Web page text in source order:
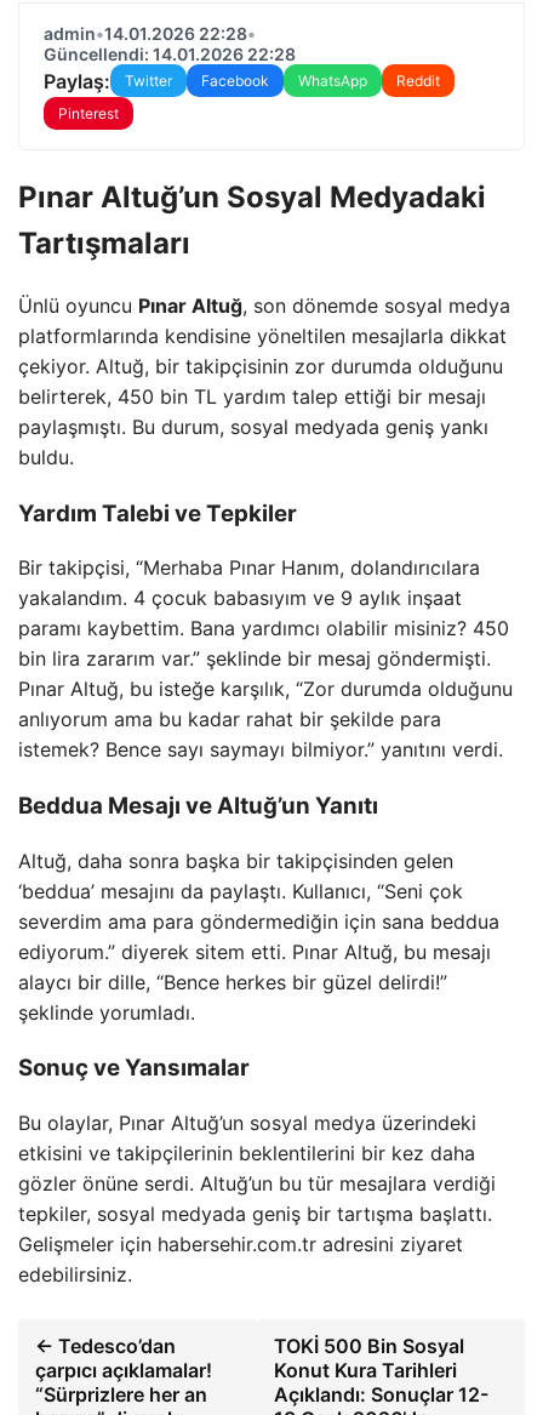
admin•14.01.2026 22:28•
Güncellendi: 14.01.2026 22:28
Paylaş: Twitter Facebook WhatsApp
Reddit
Pinterest
Pınar Altuğ’un Sosyal Medyadaki
Tartışmaları
Ünlü oyuncu Pınar Altuğ, son dönemde sosyal medya
platformlarında kendisine yöneltilen mesajlarla dikkat
çekiyor. Altuğ, bir takipçisinin zor durumda olduğunu
belirterek, 450 bin TL yardım talep ettiği bir mesajı
paylaşmıştı. Bu durum, sosyal medyada geniş yankı
buldu.
Yardım Talebi ve Tepkiler
Bir takipçisi, “Merhaba Pınar Hanım, dolandırıcılara
yakalandım. 4 çocuk babasıyım ve 9 aylık inşaat
paramı kaybettim. Bana yardımcı olabilir misiniz? 450
bin lira zararım var.” şeklinde bir mesaj göndermişti.
Pınar Altuğ, bu isteğe karşılık, “Zor durumda olduğunu
anlıyorum ama bu kadar rahat bir şekilde para
istemek? Bence sayı saymayı bilmiyor.” yanıtını verdi.
Beddua Mesajı ve Altuğ’un Yanıtı
Altuğ, daha sonra başka bir takipçisinden gelen
‘beddua’ mesajını da paylaştı. Kullanıcı, “Seni çok
severdim ama para göndermediğin için sana beddua
ediyorum.” diyerek sitem etti. Pınar Altuğ, bu mesajı
alaycı bir dille, “Bence herkes bir güzel delirdi!”
şeklinde yorumladı.
Sonuç ve Yansımalar
Bu olaylar, Pınar Altuğ’un sosyal medya üzerindeki
etkisini ve takipçilerinin beklentilerini bir kez daha
gözler önüne serdi. Altuğ’un bu tür mesajlara verdiği
tepkiler, sosyal medyada geniş bir tartışma başlattı.
Gelişmeler için habersehir.com.tr adresini ziyaret
edebilirsiniz.
← Tedesco’dan
çarpıcı açıklamalar!
“Sürprizlere her an
TOKİ 500 Bin Sosyal
Konut Kura Tarihleri
Açıklandı: Sonuçlar 12-